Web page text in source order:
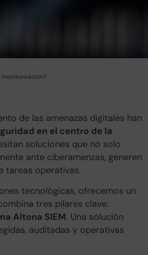
de las amenazas digitales han
en el centro de la
soluciones que no solo
ante ciberamenzas, generen
tareas operativas.
tecnológicas, ofrecemos un
tres pilares clave:
Altona SIEM. Una solución
auditadas y operativas